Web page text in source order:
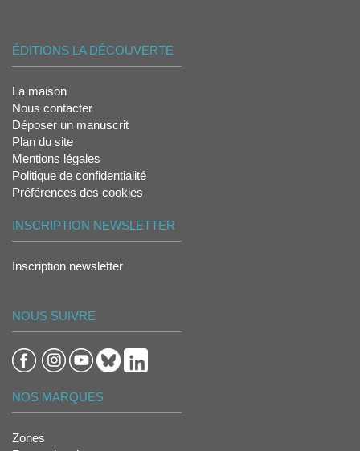
ÉDITIONS LA DÉCOUVERTE
La maison
Nous contacter
Déposer un manuscrit
Plan du site
Mentions légales
Politique de confidentialité
Préférences des cookies
INSCRIPTION NEWSLETTER
Inscription newsletter
NOUS SUIVRE
NOS MARQUES
Zones